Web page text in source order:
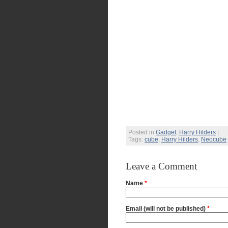
Posted in Gadget, Harry Hilders
Tags: cube, Harry Hilders, Neocube
Leave a Comment
Name *
Email (will not be published) *